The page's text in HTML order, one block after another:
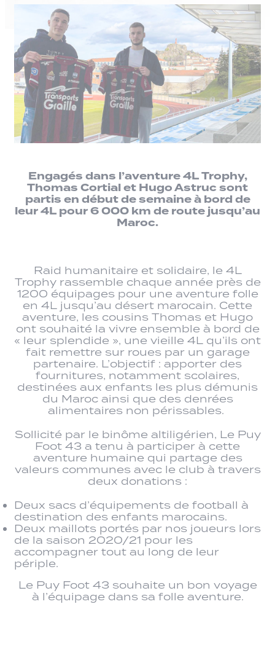
Engagés dans l’aventure 4L Trophy,
Thomas Cortial et Hugo Astruc sont
partis en début de semaine à bord de
leur 4L pour 6 000 km de route jusqu’au
Maroc.
Raid humanitaire et solidaire, le 4L
Trophy rassemble chaque année près de
1200 équipages pour une aventure folle
en 4L jusqu’au désert marocain. Cette
aventure, les cousins Thomas et Hugo
ont souhaité la vivre ensemble à bord de
« leur splendide », une vieille 4L qu’ils ont
fait remettre sur roues par un garage
partenaire. L’objectif : apporter des
fournitures, notamment scolaires,
destinées aux enfants les plus démunis
du Maroc ainsi que des denrées
alimentaires non périssables.
Sollicité par le binôme altiligérien, Le Puy
Foot 43 a tenu à participer à cette
aventure humaine qui partage des
valeurs communes avec le club à travers
deux donations :
Deux sacs d’équipements de football à
destination des enfants marocains.
Deux maillots portés par nos joueurs lors
de la saison 2020/21 pour les
accompagner tout au long de leur
périple.
Le Puy Foot 43 souhaite un bon voyage
à l’équipage dans sa folle aventure.